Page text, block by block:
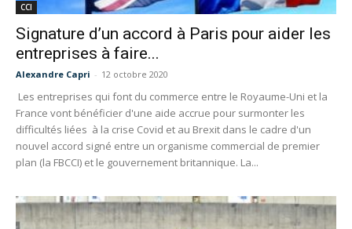
CCI
Signature d’un accord à Paris pour aider les
entreprises à faire...
Alexandre Capri - 12 octobre 2020
Les entreprises qui font du commerce entre le Royaume-Uni et la
France vont bénéficier d'une aide accrue pour surmonter les
difficultés liées à la crise Covid et au Brexit dans le cadre d'un
nouvel accord signé entre un organisme commercial de premier
plan (la FBCCI) et le gouvernement britannique. La...